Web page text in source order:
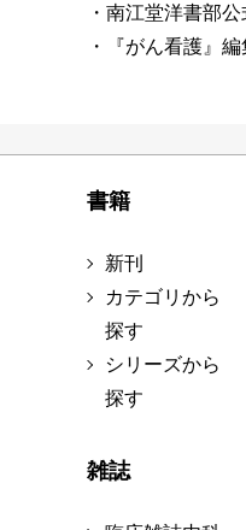
・南江堂洋書部
・『がん看護』
書籍
新刊
カテゴリから
探す
シリーズから
探す
雑誌